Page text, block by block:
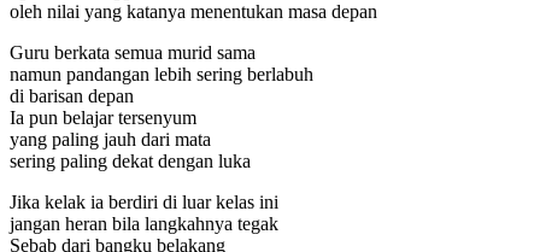
oleh nilai yang katanya menentukan masa depan
Guru berkata semua murid sama
namun pandangan lebih sering berlabuh
di barisan depan
Ia pun belajar tersenyum
yang paling jauh dari mata
sering paling dekat dengan luka
Jika kelak ia berdiri di luar kelas ini
jangan heran bila langkahnya tegak
Sebab dari bangku belakang